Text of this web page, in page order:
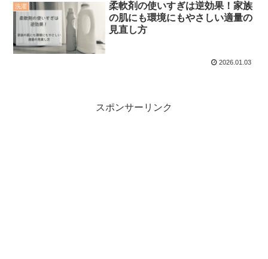
洗濯
柔軟剤の使いすぎは逆効果！家族
の肌にも環境にもやさしい適量の
見直し方
2026.01.03
スポンサーリンク